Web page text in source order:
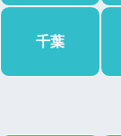
千葉